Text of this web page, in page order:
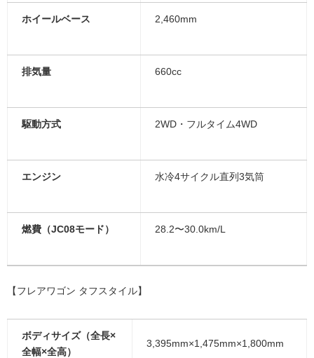
ホイールベース 2,460mm
排気量 660cc
駆動方式 2WD・フルタイム4WD
エンジン 水冷4サイクル直列3気筒
燃費（JC08モード） 28.2〜30.0km/L
【フレアワゴン タフスタイル】
ボディサイズ（全長×
全幅×全高）
3,395mm×1,475mm×1,800mm